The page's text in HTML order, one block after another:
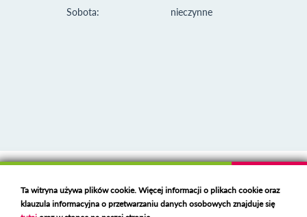
Sobota:
nieczynne
Deklaracja dostępności
Polski serwer RBLhttps://polspam.pl/
Ta witryna używa plików cookie. Więcej informacji o plikach cookie oraz
klauzula informacyjna o przetwarzaniu danych osobowych znajduje się